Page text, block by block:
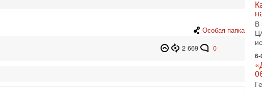
Особая папка
2 669
0
В